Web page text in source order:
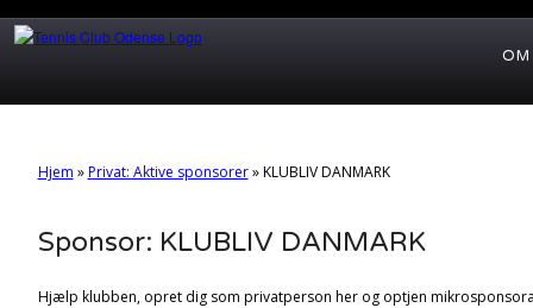
OM
Hjem »Privat: Aktive sponsorer»KLUBLIV DANMARK
Sponsor: KLUBLIV DANMARK
Hjælp klubben, opret dig som privatperson her og optjen